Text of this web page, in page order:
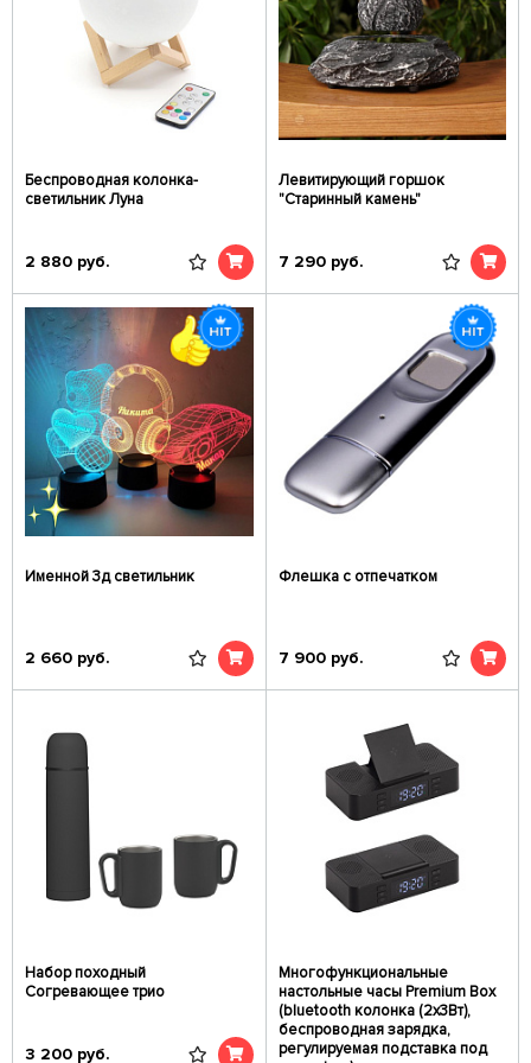
Беспроводная колонка-
светильник Луна
2 880 руб.
Левитирующий горшок
"Старинный камень"
7 290 руб.
Именной 3д светильник
2 660 руб.
Флешка с отпечатком
7 900 руб.
Набор походный
Согревающее трио
3 200 руб.
Многофункциональные
настольные часы Premium Box
(bluetooth колонка (2x3Вт),
беспроводная зарядка,
регулируемая подставка под